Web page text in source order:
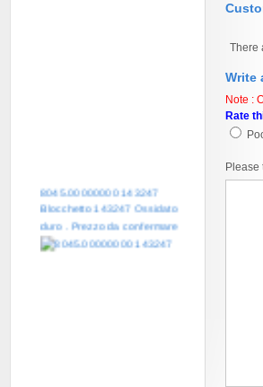
There
Write
Note :
Rate
Please
8045.00000000 143247
Blocchetto 143247 Ossidato